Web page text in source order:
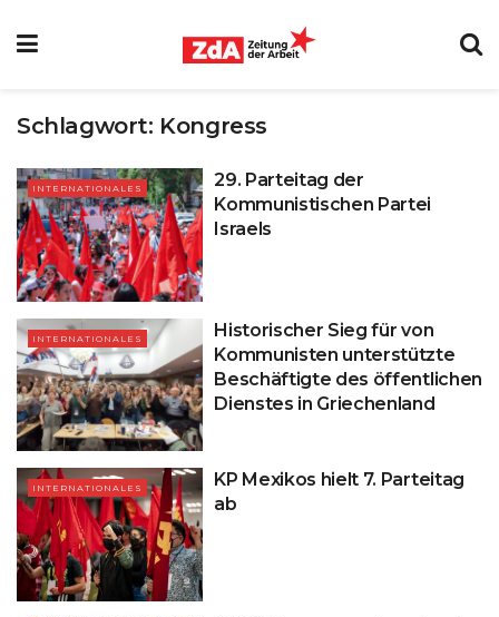
Schlagwort: Kongress
INTERNATIONALES
29. Parteitag der
Kommunistischen Partei
Israels
INTERNATIONALES
Historischer Sieg für von
Kommunisten unterstützte
Beschäftigte des öffentlichen
Dienstes in Griechenland
INTERNATIONALES
KP Mexikos hielt 7. Parteitag
ab